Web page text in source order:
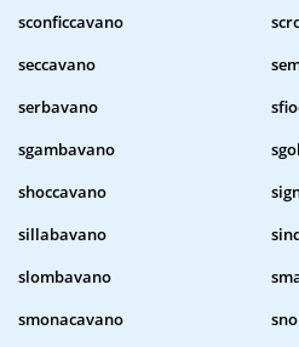
sconficcavano
seccavano
serbavano
sgambavano
shoccavano
sillabavano
slombavano
smonacavano